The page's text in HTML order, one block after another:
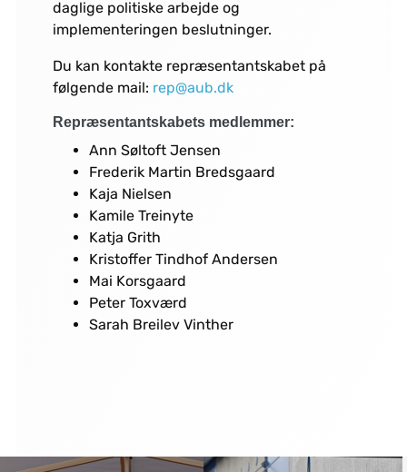
daglige politiske arbejde og
implementeringen beslutninger.
Du kan kontakte repræsentantskabet på
følgende mail: rep@aub.dk
Repræsentantskabets medlemmer:
Ann Søltoft Jensen
Frederik Martin Bredsgaard
Kaja Nielsen
Kamile Treinyte
Katja Grith
Kristoffer Tindhof Andersen
Mai Korsgaard
Peter Toxværd
Sarah Breilev Vinther